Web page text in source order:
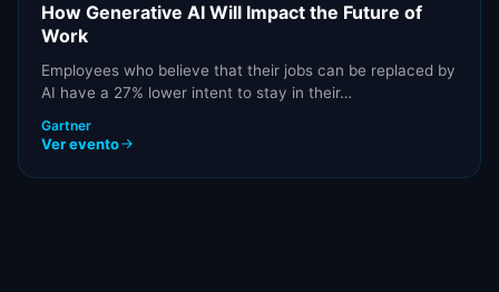
How Generative AI Will Impact the Future of
Work
Employees who believe that their jobs can be replaced by
AI have a 27% lower intent to stay in their…
Gartner
Ver evento